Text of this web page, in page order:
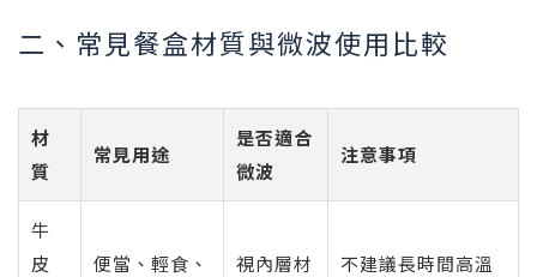
二、常見餐盒材質與微波使用比較
材
質
常見用途
是否適合
微波
注意事項
牛
皮
便當、輕食、
視內層材
不建議長時間高溫